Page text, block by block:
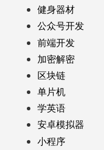
健身器材
公众号开发
前端开发
加密解密
区块链
单片机
学英语
安卓模拟器
小程序